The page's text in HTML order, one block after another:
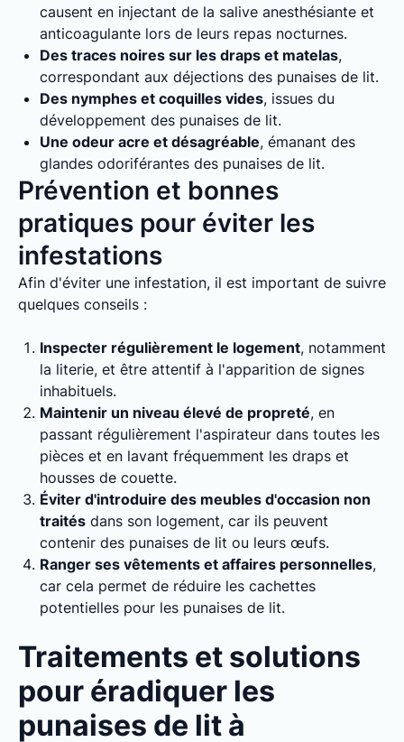
causent en injectant de la salive anesthésiante et
anticoagulante lors de leurs repas nocturnes.
Des traces noires sur les draps et matelas,
correspondant aux déjections des punaises de lit.
Des nymphes et coquilles vides, issues du
développement des punaises de lit.
Une odeur acre et désagréable, émanant des
glandes odoriférantes des punaises de lit.
Prévention et bonnes
pratiques pour éviter les
infestations
Afin d'éviter une infestation, il est important de suivre
quelques conseils :
Inspecter régulièrement le logement, notamment
la literie, et être attentif à l'apparition de signes
inhabituels.
Maintenir un niveau élevé de propreté, en
passant régulièrement l'aspirateur dans toutes les
pièces et en lavant fréquemment les draps et
housses de couette.
Éviter d'introduire des meubles d'occasion non
traités dans son logement, car ils peuvent
contenir des punaises de lit ou leurs œufs.
Ranger ses vêtements et affaires personnelles,
car cela permet de réduire les cachettes
potentielles pour les punaises de lit.
Traitements et solutions
pour éradiquer les
punaises de lit à